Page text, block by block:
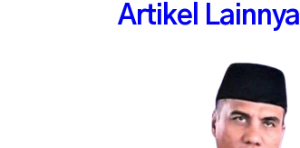
Artikel Lainnya